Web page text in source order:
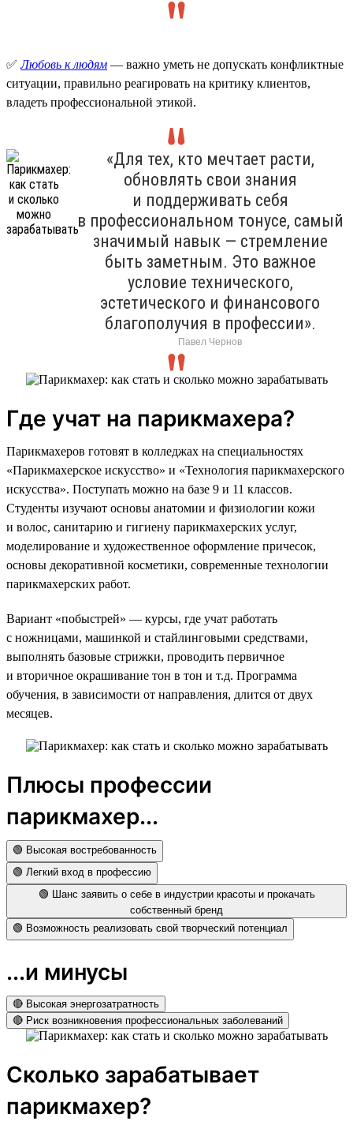
✅Любовь к людям — важно уметь не допускать конфликтные
ситуации, правильно реагировать на критику клиентов,
владеть профессиональной этикой.
«Для тех, кто мечтает расти,
обновлять свои знания
и поддерживать себя
в профессиональном тонусе, самый
значимый навык — стремление
быть заметным. Это важное
условие технического,
эстетического и финансового
благополучия в профессии».
Павел Чернов
Где учат на парикмахера?
Парикмахеров готовят в колледжах на специальностях
«Парикмахерское искусство» и «Технология парикмахерского
искусства». Поступать можно на базе 9 и 11 классов.
Студенты изучают основы анатомии и физиологии кожи
и волос, санитарию и гигиену парикмахерских услуг,
моделирование и художественное оформление причесок,
основы декоративной косметики, современные технологии
парикмахерских работ.
Вариант «побыстрей» — курсы, где учат работать
с ножницами, машинкой и стайлинговыми средствами,
выполнять базовые стрижки, проводить первичное
и вторичное окрашивание тон в тон и т.д. Программа
обучения, в зависимости от направления, длится от двух
месяцев.
Плюсы профессии
парикмахер...
🟢 Высокая востребованность
🟢 Легкий вход в профессию
🟢 Шанс заявить о себе в индустрии красоты и прокачать
собственный бренд
🟢 Возможность реализовать свой творческий потенциал
...и минусы
🔴 Высокая энергозатратность
🔴 Риск возникновения профессиональных заболеваний
Сколько зарабатывает
парикмахер?